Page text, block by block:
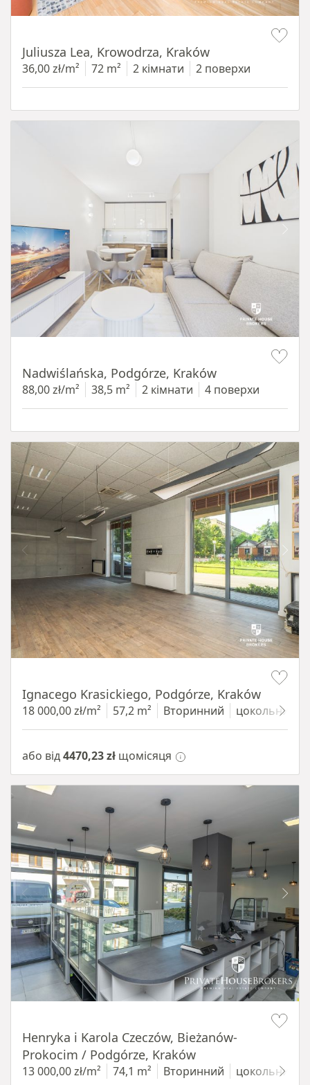
Juliusza Lea, Krowodrza, Kraków
36,00 zł/m² 72 m² 2 кімнати 2 поверхи
Nadwiślańska, Podgórze, Kraków
88,00 zł/m² 38,5 m² 2 кімнати 4 поверхи
Ignacego Krasickiego, Podgórze, Kraków
18 000,00 zł/m² 57,2 m² Вторинний цокольний
або від4470,23 zł щомісяця
Henryka i Karola Czeczów, Bieżanów-
Prokocim / Podgórze, Kraków
13 000,00 zł/m² 74,1 m² Вторинний цокольний